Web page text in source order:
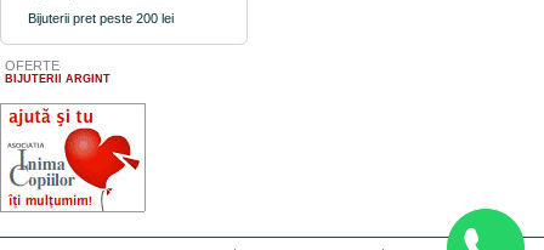
Bijuterii pret peste 200 lei
OFERTE
BIJUTERII ARGINT